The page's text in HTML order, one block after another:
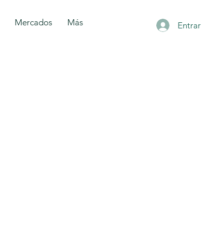
Mercados Más Entrar